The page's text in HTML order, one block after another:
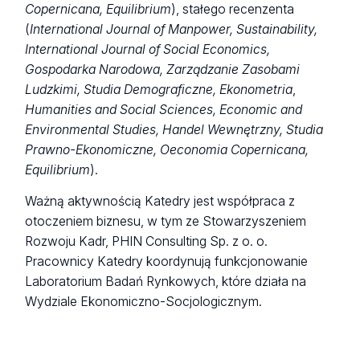
Copernicana, Equilibrium), stałego recenzenta
(International Journal of Manpower, Sustainability,
International Journal of Social Economics,
Gospodarka Narodowa, Zarządzanie Zasobami
Ludzkimi, Studia Demograficzne, Ekonometria
Humanities and Social Sciences, Economic and
Environmental Studies, Handel Wewnętrzny, Studia
Prawno-Ekonomiczne, Oeconomia Copernicana,
Equilibrium).
Ważną aktywnością Katedry jest współpraca z
otoczeniem biznesu, w tym ze Stowarzyszeniem
Rozwoju Kadr, PHIN Consulting Sp. z o. o.
Pracownicy Katedry koordynują funkcjonowanie
Laboratorium Badań Rynkowych, które działa na
Wydziale Ekonomiczno-Socjologicznym.